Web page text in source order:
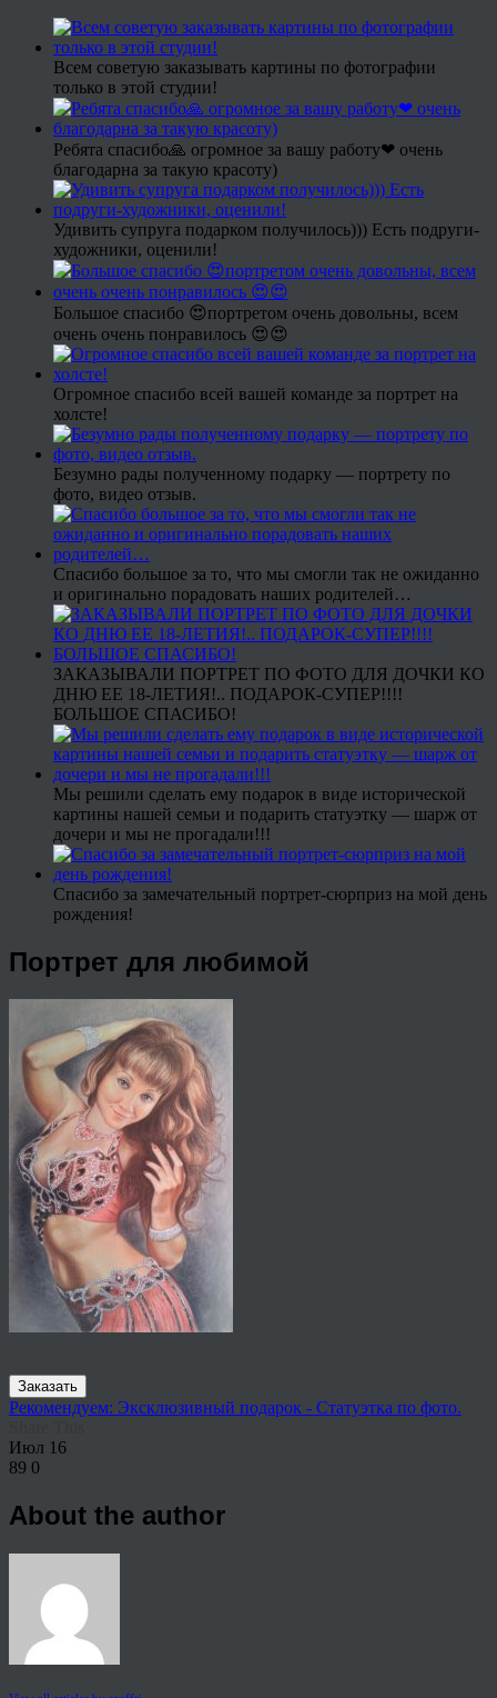
Всем советую заказывать картины по фотографии
только в этой студии!
Ребята спасибо🙏 огромное за вашу работу❤ очень
благодарна за такую красоту)
Удивить супруга подарком получилось))) Есть подруги-
художники, оценили!
Большое спасибо 😍портретом очень довольны, всем
очень очень понравилось 😍😍
Огромное спасибо всей вашей команде за портрет на
холсте!
Безумно рады полученному подарку — портрету по
фото, видео отзыв.
Спасибо большое за то, что мы смогли так не ожиданно
и оригинально порадовать наших родителей…
ЗАКАЗЫВАЛИ ПОРТРЕТ ПО ФОТО ДЛЯ ДОЧКИ КО
ДНЮ ЕЕ 18-ЛЕТИЯ!.. ПОДАРОК-СУПЕР!!!!
БОЛЬШОЕ СПАСИБО!
Мы решили сделать ему подарок в виде исторической
картины нашей семьи и подарить статуэтку — шарж от
дочери и мы не прогадали!!!
Спасибо за замечательный портрет-сюрприз на мой день
рождения!
Портрет для любимой
Заказать
Рекомендуем: Эксклюзивный подарок - Статуэтка по фото.
Июл 16
89 0
About the author